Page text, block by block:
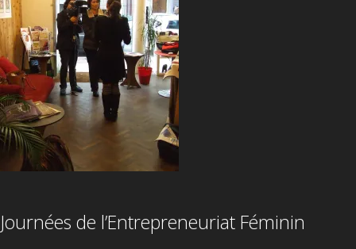
Journées de l’Entrepreneuriat Féminin